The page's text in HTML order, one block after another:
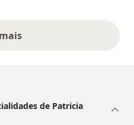
opiniões acima
de Patricia